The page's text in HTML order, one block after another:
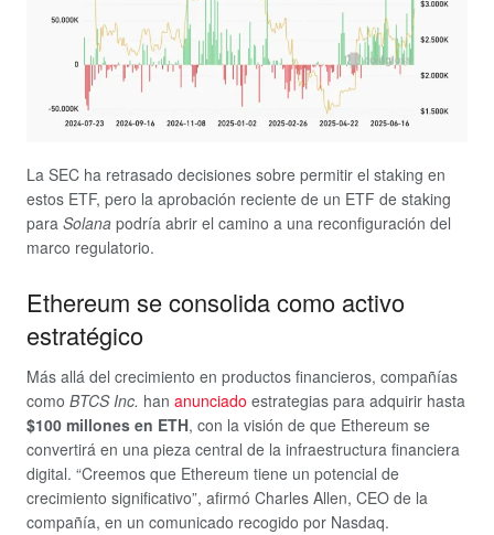
La SEC ha retrasado decisiones sobre permitir el staking en
estos ETF, pero la aprobación reciente de un ETF de staking
para Solana podría abrir el camino a una reconfiguración del
marco regulatorio.
Ethereum se consolida como activo
estratégico
Más allá del crecimiento en productos financieros, compañías
como BTCS Inc. han anunciado estrategias para adquirir hasta
$100 millones en ETH, con la visión de que Ethereum se
convertirá en una pieza central de la infraestructura financiera
digital. “Creemos que Ethereum tiene un potencial de
crecimiento significativo”, afirmó Charles Allen, CEO de la
compañía, en un comunicado recogido por Nasdaq.